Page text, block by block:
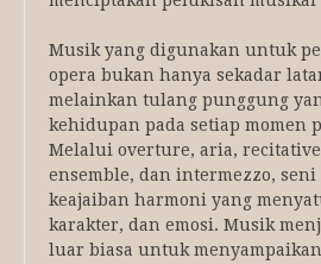
Musik yang digunakan untuk
opera bukan hanya sekadar
melainkan tulang punggung
kehidupan pada setiap momen
Melalui overture, aria,
ensemble, dan intermezzo, seni
keajaiban harmoni yang
karakter, dan emosi. Musik
luar biasa untuk